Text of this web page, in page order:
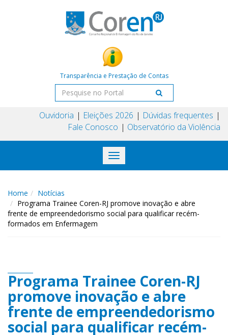
Transparência e Prestação de Contas
Ouvidoria Eleições 2026
Dúvidas frequentes
Fale Conosco
Observatório da Violência
Toggle
navigation
Home
Notícias
Programa Trainee Coren-RJ promove inovação e abre
frente de empreendedorismo social para qualificar recém-
formados em Enfermagem
Programa Trainee Coren-RJ
promove inovação e abre
frente de empreendedorismo
social para qualificar recém-